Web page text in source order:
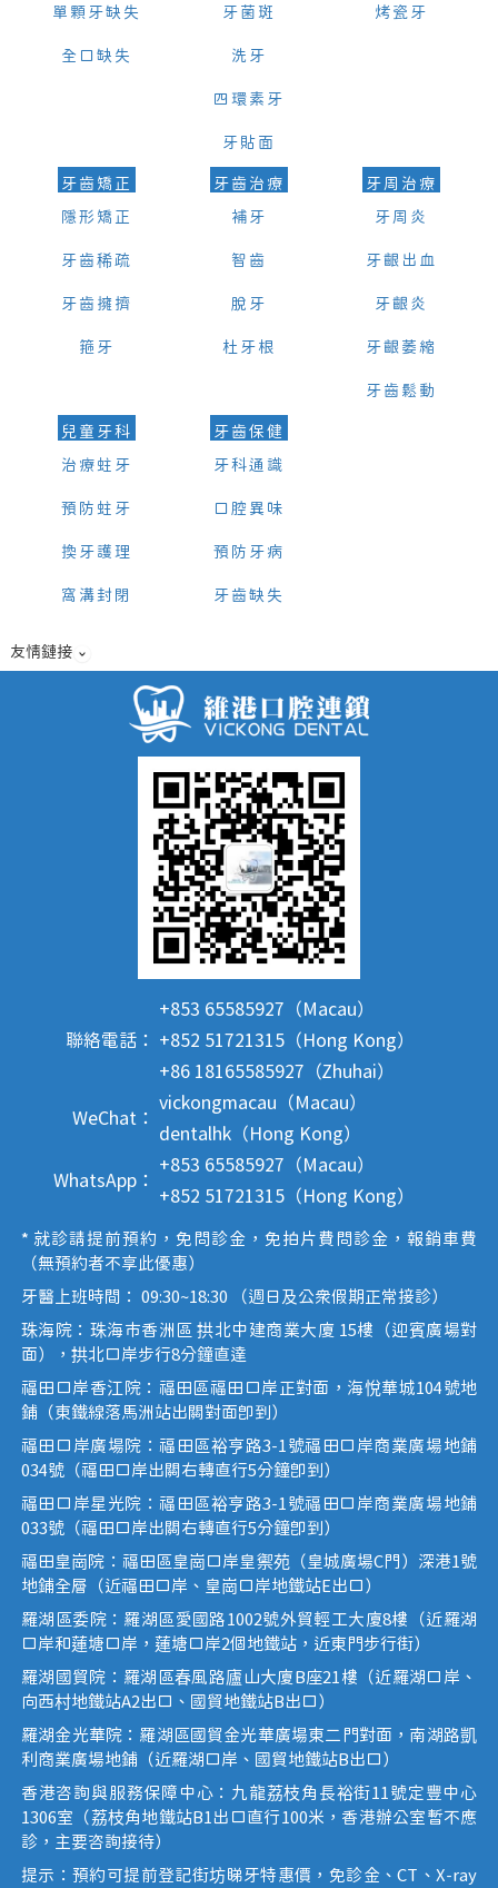
單顆牙缺失
全口缺失
牙菌斑
洗牙
四環素牙
牙貼面
烤瓷牙
牙齒矯正
隱形矯正
牙齒稀疏
牙齒擁擠
箍牙
牙齒治療
補牙
智齒
脫牙
杜牙根
牙周治療
牙周炎
牙齦出血
牙齦炎
牙齦萎縮
牙齒鬆動
兒童牙科
治療蛀牙
預防蛀牙
換牙護理
窩溝封閉
牙齒保健
牙科通識
口腔異味
預防牙病
牙齒缺失
友情鏈接
聯絡電話：
+853 65585927（Macau）
+852 51721315（Hong Kong）
+86 18165585927（Zhuhai）
WeChat：
vickongmacau（Macau）
dentalhk（Hong Kong）
WhatsApp：
+853 65585927（Macau）
+852 51721315（Hong Kong）
* 就診請提前預約，免問診金，免拍片費問診金，報銷車費
（無預約者不享此優惠）
牙醫上班時間： 09:30~18:30 （週日及公眾假期正常接診）
珠海院：珠海市香洲區 拱北中建商業大廈 15樓（迎賓廣場對
面），拱北口岸步行8分鐘直達
福田口岸香江院：福田區福田口岸正對面，海悅華城104號地
鋪（東鐵線落馬洲站出關對面即到）
福田口岸廣場院：福田區裕亨路3-1號福田口岸商業廣場地鋪
034號（福田口岸出關右轉直行5分鐘即到）
福田口岸星光院：福田區裕亨路3-1號福田口岸商業廣場地鋪
033號（福田口岸出關右轉直行5分鐘即到）
福田皇崗院：福田區皇崗口岸皇禦苑（皇城廣場C門）深港1號
地鋪全層（近福田口岸、皇崗口岸地鐵站E出口）
羅湖區委院：羅湖區愛國路1002號外貿輕工大廈8樓（近羅湖
口岸和蓮塘口岸，蓮塘口岸2個地鐵站，近東門步行街）
羅湖國貿院：羅湖區春風路廬山大廈B座21樓（近羅湖口岸、
向西村地鐵站A2出口、國貿地鐵站B出口）
羅湖金光華院：羅湖區國貿金光華廣場東二門對面，南湖路凱
利商業廣場地鋪（近羅湖口岸、國貿地鐵站B出口）
香港咨詢與服務保障中心：九龍荔枝角長裕街11號定豐中心
1306室（荔枝角地鐵站B1出口直行100米，香港辦公室暫不應
診，主要咨詢接待）
提示：預約可提前登記街坊睇牙特惠價，免診金、CT、X-ray